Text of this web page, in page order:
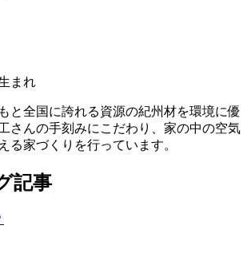
まれ
と全国に誇れる資源の紀州材を環境に優
さんの手刻みにこだわり、家の中の空気
る家づくりを行っています。
記事